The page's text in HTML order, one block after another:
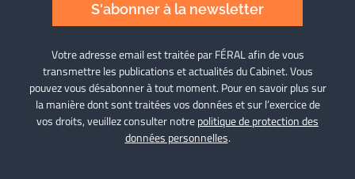
S'abonner à la newsletter
Votre adresse email est traitée par FÉRAL afin de vous
transmettre les publications et actualités du Cabinet. Vous
pouvez vous désabonner à tout moment. Pour en savoir plus sur
la manière dont sont traitées vos données et sur l’exercice de
vos droits, veuillez consulter notrepolitique de protection des
données personnelles.